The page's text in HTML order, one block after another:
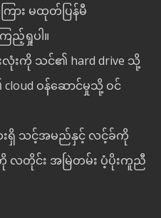
ား မထုတ်ပြန်မီ
ြည့်ရှုပါ။
းကို သင်၏ hard drive သို့
ဝန်ဆောင်မှုသို့ ဝင်
းရှိ သင့်အမည်နှင့် လင့်ခ်ကို
လတိုင်း အမြဲတမ်း ပံ့ပိုးကူညီ